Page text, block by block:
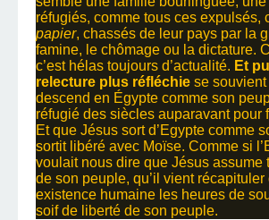
réfugiés, comme tous ces expulsés,
papier, chassés de leur pays par la
famine, le chômage ou la dictature.
c’est hélas toujours d’actualité. Et
relecture plus réfléchie se
descend en Égypte comme son
réfugié des siècles auparavant pour
Et que Jésus sort d’Egypte comme
sortit libéré avec Moïse. Comme si
voulait nous dire que Jésus assume
de son peuple, qu’il vient récapituler
existence humaine les heures de
soif de liberté de son peuple.